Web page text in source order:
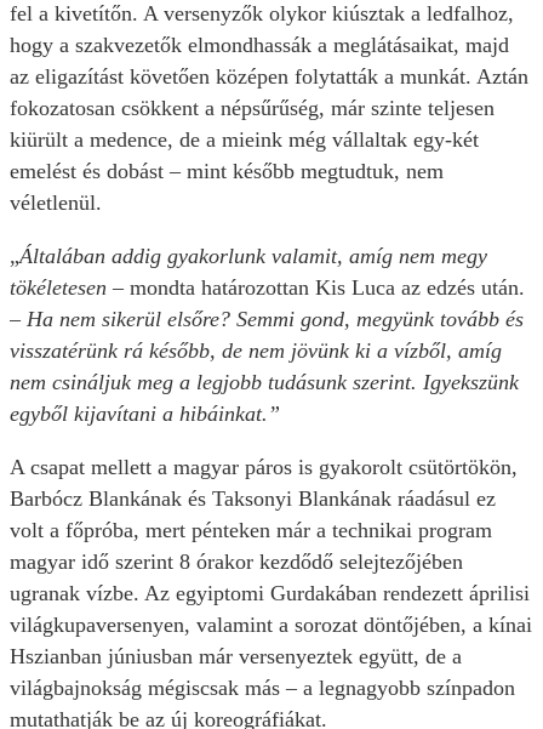
fel a kivetítőn. A versenyzők olykor kiúsztak a ledfalhoz,
hogy a szakvezetők elmondhassák a meglátásaikat, majd
az eligazítást követően középen folytatták a munkát. Aztán
fokozatosan csökkent a népsűrűség, már szinte teljesen
kiürült a medence, de a mieink még vállaltak egy-két
emelést és dobást – mint később megtudtuk, nem
véletlenül.
„Általában addig gyakorlunk valamit, amíg nem megy
tökéletesen – mondta határozottan Kis Luca az edzés után.
– Ha nem sikerül elsőre? Semmi gond, megyünk tovább és
visszatérünk rá később, de nem jövünk ki a vízből, amíg
nem csináljuk meg a legjobb tudásunk szerint. Igyekszünk
egyből kijavítani a hibáinkat.”
A csapat mellett a magyar páros is gyakorolt csütörtökön,
Barbócz Blankának és Taksonyi Blankának ráadásul ez
volt a főpróba, mert pénteken már a technikai program
magyar idő szerint 8 órakor kezdődő selejtezőjében
ugranak vízbe. Az egyiptomi Gurdakában rendezett áprilisi
világkupaversenyen, valamint a sorozat döntőjében, a kínai
Hszianban júniusban már versenyeztek együtt, de a
világbajnokság mégiscsak más – a legnagyobb színpadon
mutathatják be az új koreográfiákat.